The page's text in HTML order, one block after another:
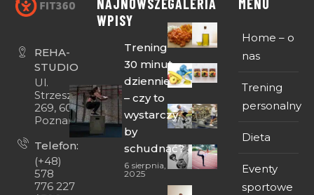
REHA-
STUDIO
Ul.
Strzeszyńska
269, 60-474
Poznań
Telefon:
(+48)
578
776 227
NAJNOWSZE
WPISY
Trening
30 minut
dziennie
– czy to
wystarczy,
by
schudnąć?
6 sierpnia,
2025
GALERIA MENU
Home – o
nas
Trening
personalny
Dieta
Eventy
sportowe